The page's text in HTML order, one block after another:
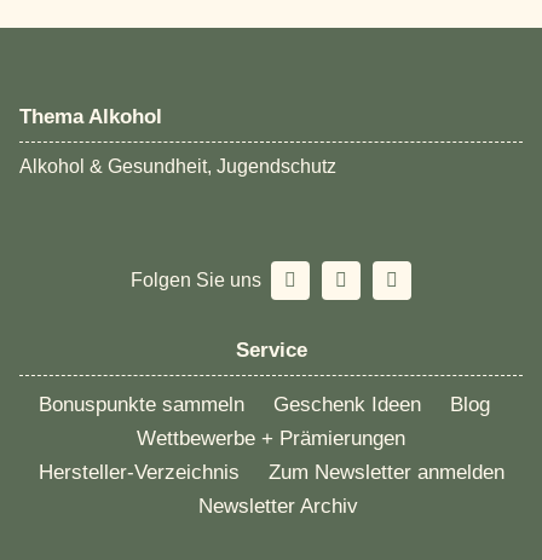
Thema Alkohol
Alkohol & Gesundheit, Jugendschutz
Folgen Sie uns
Service
Bonuspunkte sammeln Geschenk Ideen
Blog
Wettbewerbe + Prämierungen
Hersteller-Verzeichnis
Zum Newsletter anmelden
Newsletter Archiv